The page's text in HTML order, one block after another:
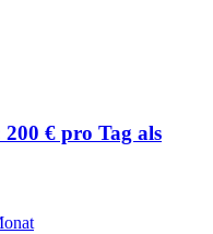
€ pro Tag als